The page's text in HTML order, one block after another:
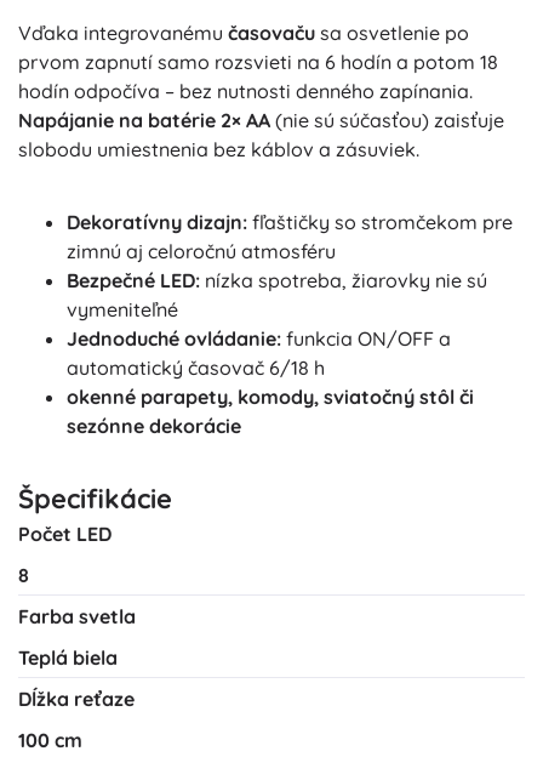
Vďaka integrovanému časovaču sa osvetlenie po
prvom zapnutí samo rozsvieti na 6 hodín a potom 18
hodín odpočíva – bez nutnosti denného zapínania.
Napájanie na batérie 2× AA (nie sú súčasťou) zaisťuje
slobodu umiestnenia bez káblov a zásuviek.
Dekoratívny dizajn: fľaštičky so stromčekom pre
zimnú aj celoročnú atmosféru
Bezpečné LED: nízka spotreba, žiarovky nie sú
vymeniteľné
Jednoduché ovládanie: funkcia ON/OFF a
automatický časovač 6/18 h
okenné parapety, komody, sviatočný stôl či
sezónne dekorácie
Špecifikácie
Počet LED
8
Farba svetla
Teplá biela
Dĺžka reťaze
100 cm